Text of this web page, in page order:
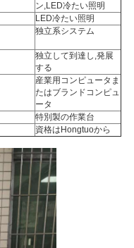
ン,LED冷たい照明
LED冷たい照明
独立系システム
独立して到達し,発展
する
産業用コンピュータま
たはブランドコンピュ
ータ
特別製の作業台
資格はHongtuoから